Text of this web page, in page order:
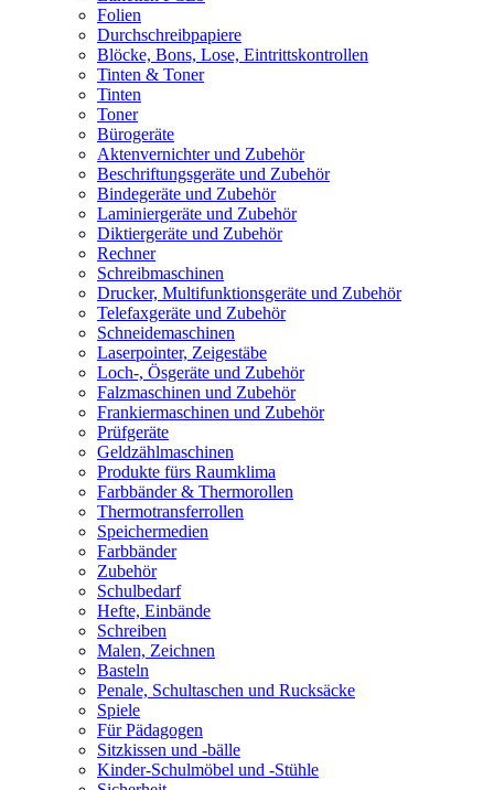
Folien
Durchschreibpapiere
Blöcke, Bons, Lose, Eintrittskontrollen
Tinten & Toner
Tinten
Toner
Bürogeräte
Aktenvernichter und Zubehör
Beschriftungsgeräte und Zubehör
Bindegeräte und Zubehör
Laminiergeräte und Zubehör
Diktiergeräte und Zubehör
Rechner
Schreibmaschinen
Drucker, Multifunktionsgeräte und Zubehör
Telefaxgeräte und Zubehör
Schneidemaschinen
Laserpointer, Zeigestäbe
Loch-, Ösgeräte und Zubehör
Falzmaschinen und Zubehör
Frankiermaschinen und Zubehör
Prüfgeräte
Geldzählmaschinen
Produkte fürs Raumklima
Farbbänder & Thermorollen
Thermotransferrollen
Speichermedien
Farbbänder
Zubehör
Schulbedarf
Hefte, Einbände
Schreiben
Malen, Zeichnen
Basteln
Penale, Schultaschen und Rucksäcke
Spiele
Für Pädagogen
Sitzkissen und -bälle
Kinder-Schulmöbel und -Stühle